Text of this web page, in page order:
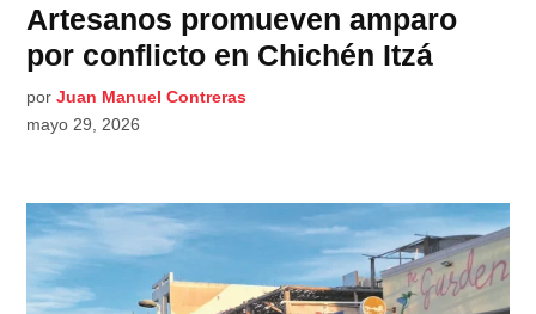
Artesanos promueven amparo
por conflicto en Chichén Itzá
por Juan Manuel Contreras
mayo 29, 2026